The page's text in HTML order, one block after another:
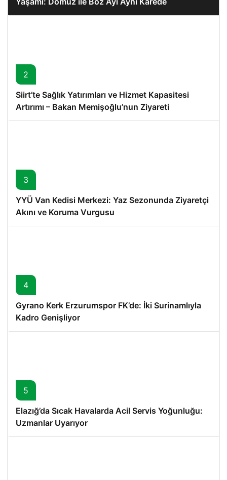
2
Siirt’te Sağlık Yatırımları ve Hizmet Kapasitesi
Artırımı – Bakan Memişoğlu’nun Ziyareti
3
YYÜ Van Kedisi Merkezi: Yaz Sezonunda Ziyaretçi
Akını ve Koruma Vurgusu
4
Gyrano Kerk Erzurumspor FK’de: İki Surinamlıyla
Kadro Genişliyor
5
Elazığ’da Sıcak Havalarda Acil Servis Yoğunluğu:
Uzmanlar Uyarıyor